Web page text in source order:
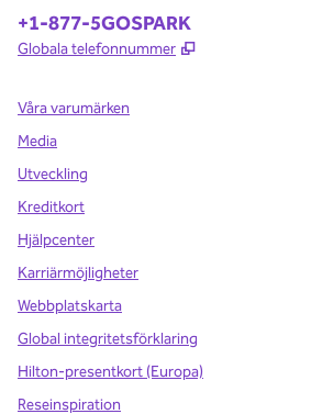
Telefon:
+1-877-5GOSPARK
Globala telefonnummer ,
Våra varumärken
Media
Utveckling
Kreditkort
Hjälpcenter
Karriärmöjligheter
Webbplatskarta
Global integritetsförklaring
Hilton-presentkort (Europa)
Reseinspiration